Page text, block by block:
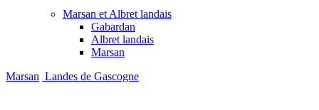
Marsan et Albret landais
Gabardan
Albret landais
Marsan
Marsan Landes de Gascogne